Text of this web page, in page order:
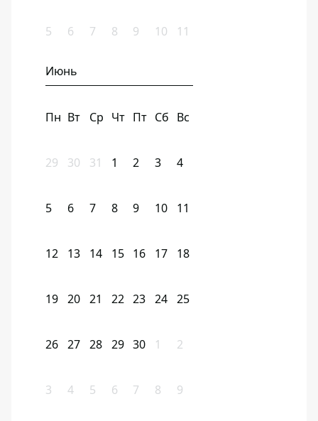
5 6 7 8 9 10 11
Июнь
Пн Вт Ср Чт Пт Сб Вс
29 30 31 1 2 3 4
5 6 7 8 9 10 11
12 13 14 15 16 17 18
19 20 21 22 23 24 25
26 27 28 29 30 1 2
3 4 5 6 7 8 9